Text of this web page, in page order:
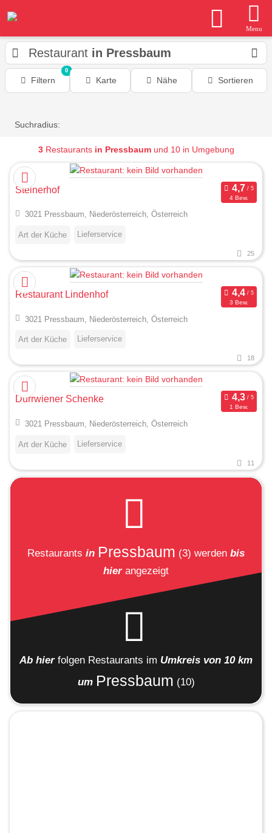
Menu
Restaurant in Pressbaum
Filtern
0
Karte Nähe Sortieren
Suchradius:
3Restaurants in Pressbaumund 10 in Umgebung
Steinerhof
4 Bew.
3021 Pressbaum, Niederösterreich, Österreich
Art der Küche Lieferservice
25
Restaurant Lindenhof
3 Bew.
3021 Pressbaum, Niederösterreich, Österreich
Art der Küche Lieferservice
18
Dürrwiener Schenke
1 Bew.
3021 Pressbaum, Niederösterreich, Österreich
Art der Küche Lieferservice
11
Restaurants in Pressbaum (3) werden bis
hierangezeigt
Ab hier folgen Restaurants im Umkreis von 10 km
um Pressbaum (10)